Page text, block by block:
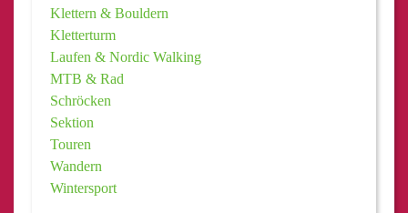
Klettern & Bouldern
Kletterturm
Laufen & Nordic Walking
MTB & Rad
Schröcken
Sektion
Touren
Wandern
Wintersport